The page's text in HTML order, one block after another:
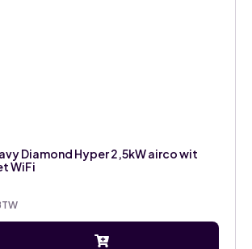
Diamond Hyper 2,5kW airco wit
WiFi